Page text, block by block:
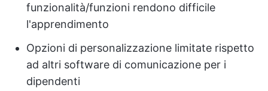
funzionalità/funzioni rendono difficile
l'apprendimento
Opzioni di personalizzazione limitate rispetto
ad altri software di comunicazione per i
dipendenti